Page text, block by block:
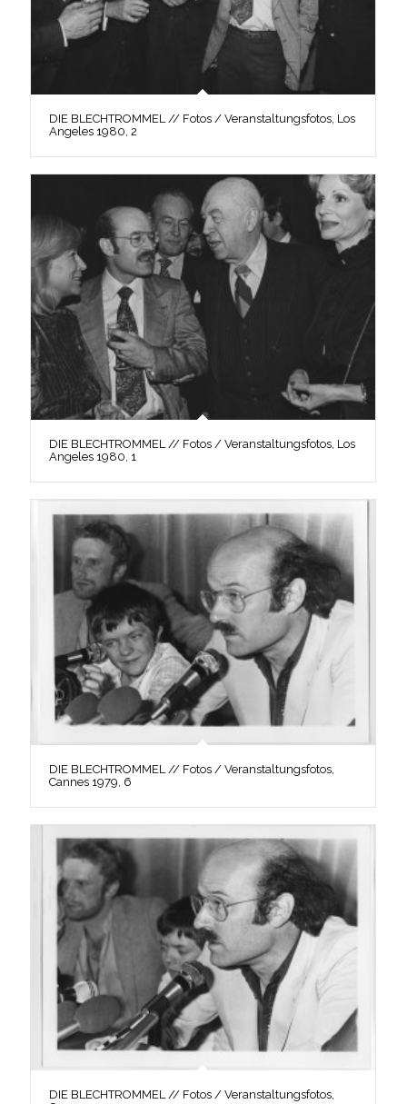
DIE BLECHTROMMEL // Fotos / Veranstaltungsfotos, Los
Angeles 1980, 2
DIE BLECHTROMMEL // Fotos / Veranstaltungsfotos, Los
Angeles 1980, 1
DIE BLECHTROMMEL // Fotos / Veranstaltungsfotos,
Cannes 1979, 6
DIE BLECHTROMMEL // Fotos / Veranstaltungsfotos,